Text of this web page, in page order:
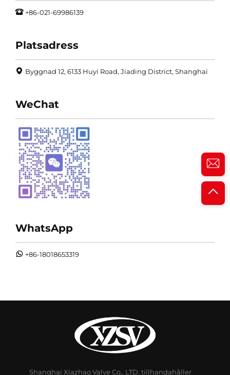
+86-021-69986139
Platsadress
Byggnad 12, 6133 Huyi Road, Jiading District, Shanghai
WeChat
WhatsApp
+86-18018653319
Shanghai Xiazhao Valve Co., LTD. tillhandahåller